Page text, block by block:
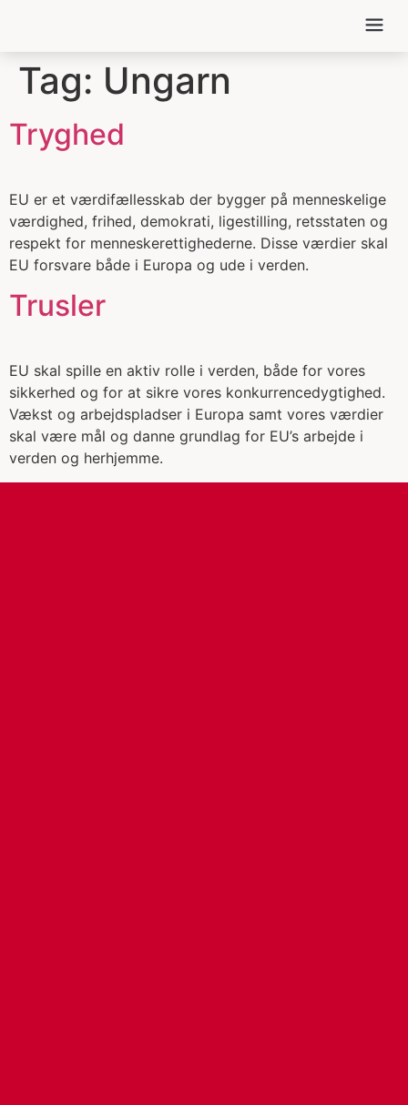
Tag: Ungarn
Tryghed
EU er et værdifællesskab der bygger på menneskelige
værdighed, frihed, demokrati, ligestilling, retsstaten og
respekt for menneskerettighederne. Disse værdier skal
EU forsvare både i Europa og ude i verden.
Trusler
EU skal spille en aktiv rolle i verden, både for vores
sikkerhed og for at sikre vores konkurrencedygtighed.
Vækst og arbejdspladser i Europa samt vores værdier
skal være mål og danne grundlag for EU’s arbejde i
verden og herhjemme.